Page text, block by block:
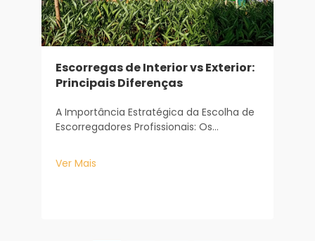
Escorregas de Interior vs Exterior:
Principais Diferenças
A Importância Estratégica da Escolha de
Escorregadores Profissionais: Os
qualquer área de recreação infantil,
servindo como atração principal que
Ver Mais